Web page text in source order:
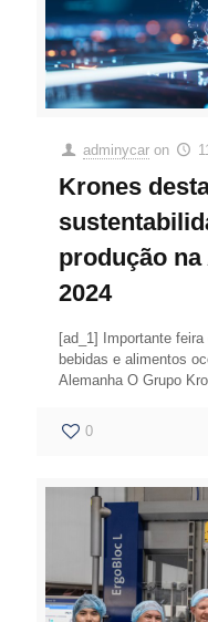
adminycar on
Krones
produção na
2024
[ad_1] Importante
bebidas e alimentos
Alemanha O Grupo
0